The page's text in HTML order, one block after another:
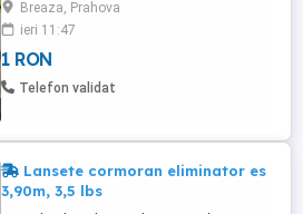
Breaza, Prahova
ieri 11:47
1 RON
Telefon validat
Lansete cormoran eliminator es
3,90m, 3,5 lbs